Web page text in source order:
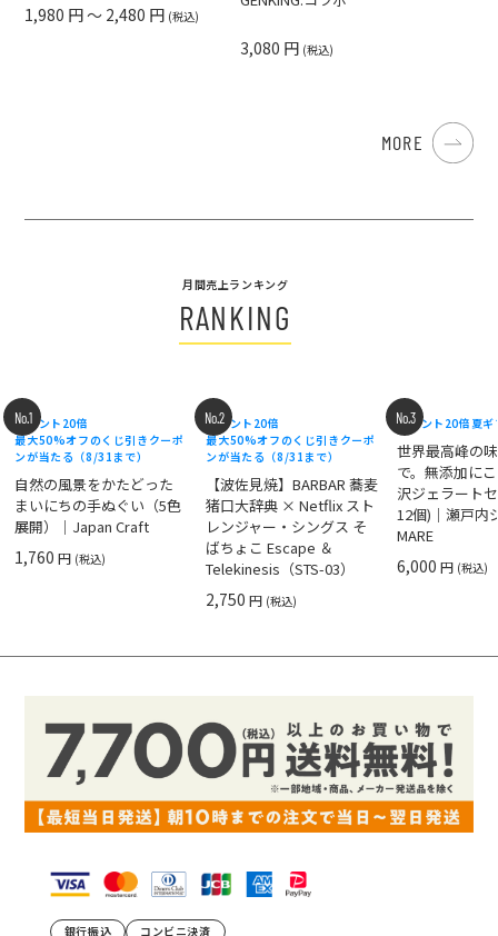
1,980 円 ～ 2,480 円 (税込)
3,080 円 (税込)
MORE
月間売上ランキング
RANKING
No.1
ポイント20倍
最大50%オフのくじ引きクーポ
ンが当たる（8/31まで）
自然の風景をかたどった
まいにちの手ぬぐい（5色
展開）｜Japan Craft
1,760円 (税込)
No.2
ポイント20倍
最大50%オフのくじ引きクーポ
ンが当たる（8/31まで）
【波佐見焼】BARBAR 蕎麦
猪口大辞典 × Netflix スト
レンジャー・シングス そ
ばちょこ Escape ＆
Telekinesis（STS-03）
2,750円 (税込)
No.3
ポイント20倍 夏
世界最高峰の
で。無添加に
沢ジェラート
12個)｜瀬戸内
MARE
6,000円 (税込)
銀行振込 コンビニ決済